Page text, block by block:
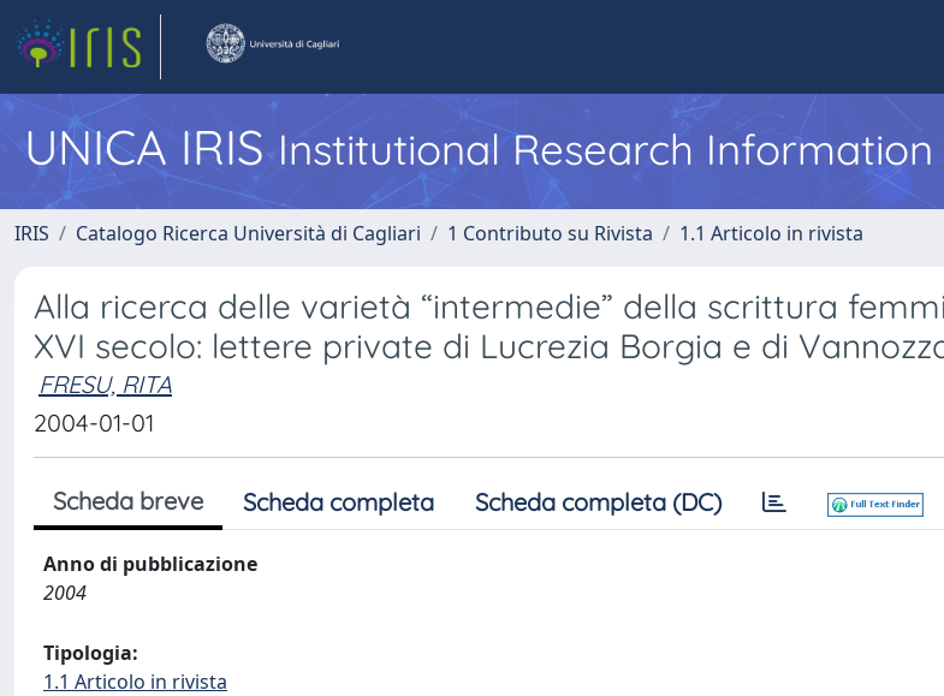
UNICA IRISInstitutional Research Information
IRIS Catalogo Ricerca Università di Cagliari 1 Contributo su Rivista 1.1 Articolo in rivista
Alla ricerca delle varietà “intermedie” della scrittura
XVI secolo: lettere private di Lucrezia Borgia e di
FRESU, RITA
2004-01-01
Scheda breve Scheda completa Scheda completa (DC)
Anno di pubblicazione
2004
Tipologia:
1.1 Articolo in rivista